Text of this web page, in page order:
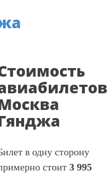
в одну сторону
стоит 3 995